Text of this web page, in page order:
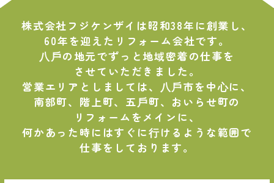
株式会社フジケンザイは昭和38年に創業し、
60年を迎えたリフォーム会社です。
⼋⼾の地元でずっと地域密着の仕事を
させていただきました。
営業エリアとしましては、⼋⼾市を中⼼に、
南部町、階上町、五⼾町、おいらせ町の
リフォームをメインに、
何かあった時にはすぐに⾏けるような範囲で
仕事をしております。